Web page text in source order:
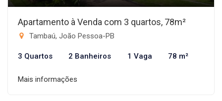
Apartamento à Venda com 3 quartos, 78m²
Tambaú, João Pessoa-PB
3 Quartos 2 Banheiros 1 Vaga 78 m²
Mais informações